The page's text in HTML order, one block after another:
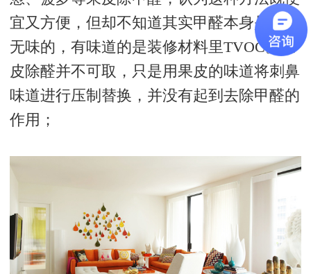
宜又方便，但却不知道其实甲醛本身是无色
无味的，有味道的是装修材料里TVOC。果
皮除醛并不可取，只是用果皮的味道将刺鼻
味道进行压制替换，并没有起到去除甲醛的
作用；